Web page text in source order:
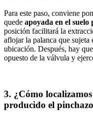
Para este paso, conviene
quede apoyada en el
posición facilitará la
aflojar la palanca que sujeta
ubicación. Después, hay que
opuesto de la válvula y
3. ¿Cómo
producido el